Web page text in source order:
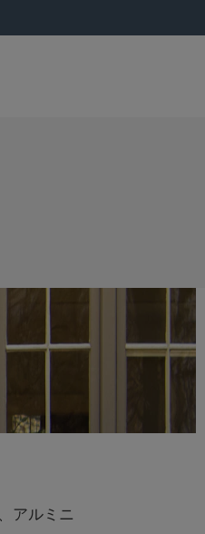
アルミニ